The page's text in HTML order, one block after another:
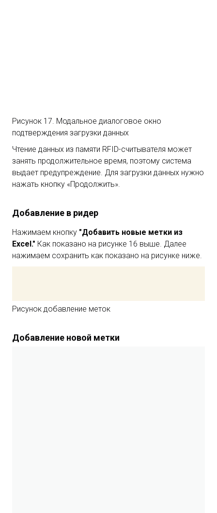
Рисунок 17. Модальное диалоговое окно
подтверждения загрузки данных
Чтение данных из памяти RFID-считывателя может
занять продолжительное время, поэтому система
выдает предупреждение. Для загрузки данных нужно
нажать кнопку «Продолжить».
Добавление в ридер
Нажимаем кнопку "Добавить новые метки из
Excel." Как показано на рисунке 16 выше. Далее
нажимаем сохранить как показано на рисунке ниже.
Рисунок добавление меток
Добавление новой метки